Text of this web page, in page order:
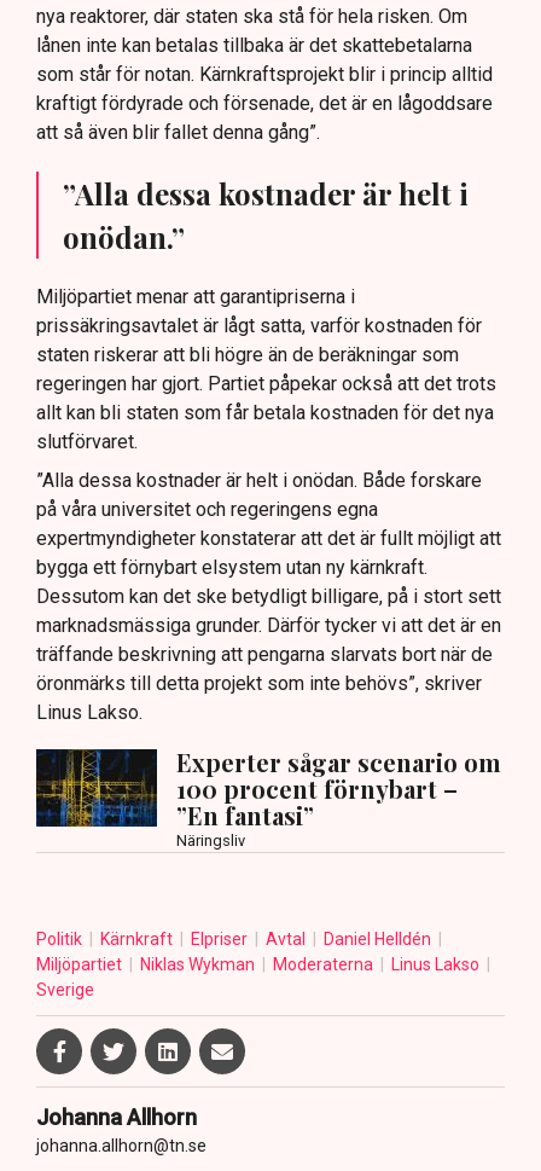
nya reaktorer, där staten ska stå för hela risken. Om
lånen inte kan betalas tillbaka är det skattebetalarna
som står för notan. Kärnkraftsprojekt blir i princip alltid
kraftigt fördyrade och försenade, det är en lågoddsare
att så även blir fallet denna gång”.
”Alla dessa kostnader är helt i
onödan.”
Miljöpartiet menar att garantipriserna i
prissäkringsavtalet är lågt satta, varför kostnaden för
staten riskerar att bli högre än de beräkningar som
regeringen har gjort. Partiet påpekar också att det trots
allt kan bli staten som får betala kostnaden för det nya
slutförvaret.
”Alla dessa kostnader är helt i onödan. Både forskare
på våra universitet och regeringens egna
expertmyndigheter konstaterar att det är fullt möjligt att
bygga ett förnybart elsystem utan ny kärnkraft.
Dessutom kan det ske betydligt billigare, på i stort sett
marknadsmässiga grunder. Därför tycker vi att det är en
träffande beskrivning att pengarna slarvats bort när de
öronmärks till detta projekt som inte behövs”, skriver
Linus Lakso.
Experter sågar scenario om
100 procent förnybart –
”En fantasi”
Näringsliv
Politik Kärnkraft Elpriser Avtal
Daniel Helldén
Miljöpartiet
Niklas Wykman Moderaterna
Linus Lakso
Sverige
Johanna Allhorn
johanna.allhorn@tn.se